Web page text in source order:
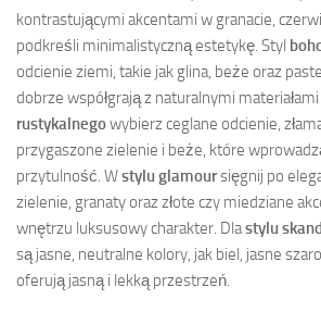
kontrastującymi akcentami w granacie,
podkreśli minimalistyczną estetykę. Styl
odcienie ziemi, takie jak glina, beże oraz
dobrze współgrają z naturalnymi
rustykalnegowybierz ceglane odcienie,
przygaszone zielenie i beże, które
przytulność. Wstylu glamoursięgnij po
zielenie, granaty oraz złote czy miedziane
wnętrzu luksusowy charakter. Dlastylu
są jasne, neutralne kolory, jak biel, jasne
oferują jasną i lekką przestrzeń.